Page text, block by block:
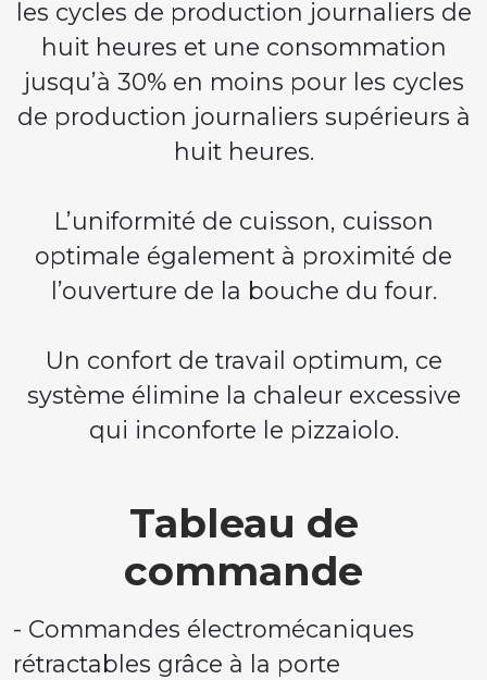
les cycles de production journaliers de
huit heures et une consommation
jusqu’à 30% en moins pour les cycles
de production journaliers supérieurs à
huit heures.
L’uniformité de cuisson, cuisson
optimale également à proximité de
l’ouverture de la bouche du four.
Un confort de travail optimum, ce
système élimine la chaleur excessive
qui inconforte le pizzaiolo.
Tableau de
commande
- Commandes électromécaniques
rétractables grâce à la porte